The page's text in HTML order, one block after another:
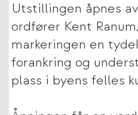
Utstillingen åpnes
ordfører Kent
markeringen en
forankring og
plass i byens felles